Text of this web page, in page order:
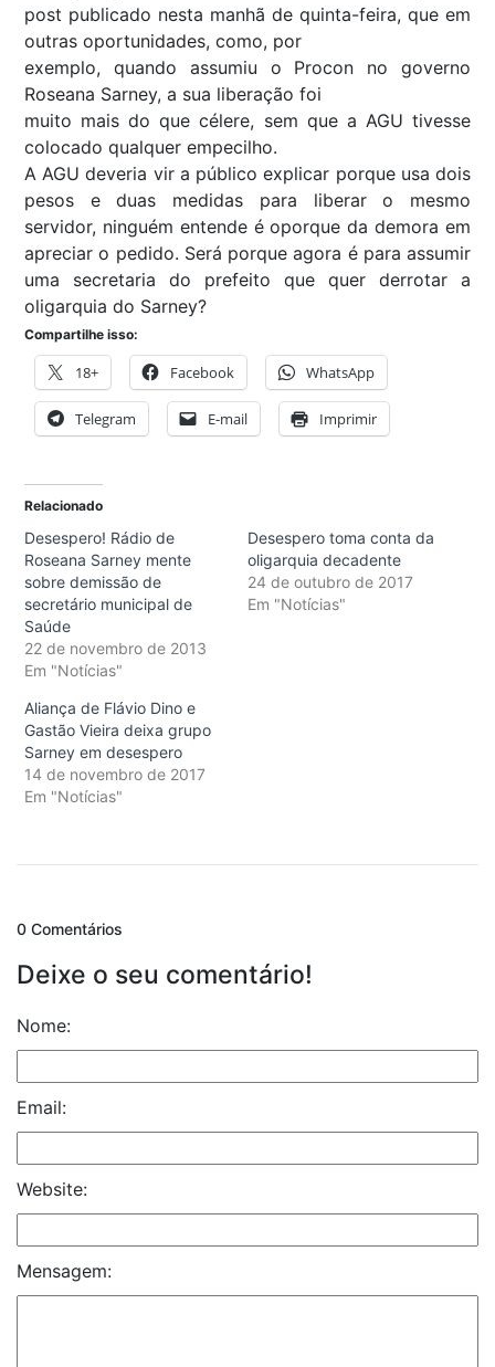
post publicado nesta manhã de quinta-feira, que em
outras oportunidades, como, por
exemplo, quando assumiu o Procon no governo
Roseana Sarney, a sua liberação foi
muito mais do que célere, sem que a AGU tivesse
colocado qualquer empecilho.
A AGU deveria vir a público explicar porque usa dois
pesos e duas medidas para liberar o mesmo
servidor, ninguém entende é oporque da demora em
apreciar o pedido. Será porque agora é para assumir
uma secretaria do prefeito que quer derrotar a
oligarquia do Sarney?
Compartilhe isso:
18+ Facebook WhatsApp
Telegram E-mail Imprimir
Relacionado
Desespero! Rádio de
Roseana Sarney mente
sobre demissão de
secretário municipal de
Saúde
22 de novembro de 2013
Em "Notícias"
Desespero toma conta da
oligarquia decadente
24 de outubro de 2017
Em "Notícias"
Aliança de Flávio Dino e
Gastão Vieira deixa grupo
Sarney em desespero
14 de novembro de 2017
Em "Notícias"
0 Comentários
Deixe o seu comentário!
Nome:
Email:
Website:
Mensagem: